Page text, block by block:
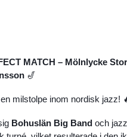
MATCH – Mölnlycke
🎷
milstolpe inom nordisk jazz!
Bohuslän Big Bandoch